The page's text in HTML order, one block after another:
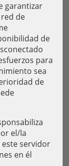
garantizar
de
de
para
sea
de
el/la
este servidor
en él